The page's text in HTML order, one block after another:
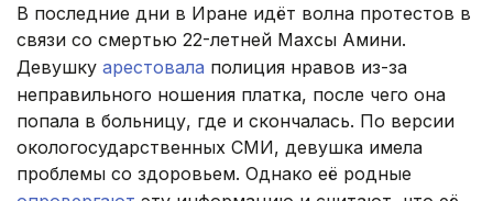
В последние дни в Иране идёт волна протестов в
связи со смертью 22-летней Махсы Амини.
Девушку арестовала полиция нравов из-за
неправильного ношения платка, после чего она
попала в больницу, где и скончалась. По версии
окологосударственных СМИ, девушка имела
проблемы со здоровьем. Однако её родные